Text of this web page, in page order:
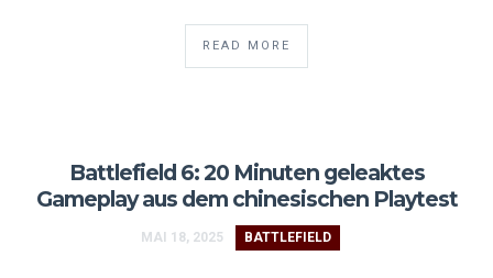
READ MORE
Battlefield 6: 20 Minuten geleaktes
Gameplay aus dem chinesischen Playtest
MAI 18, 2025 BATTLEFIELD